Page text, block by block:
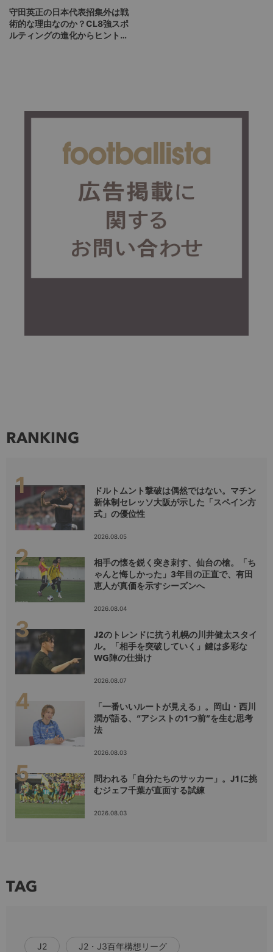
守田英正の日本代表招集外は戦
術的な理由なのか？CL8強スポ
ルティングの進化からヒントを
RANKING
ドルトムント撃破は偶然ではない。マチン
新体制セレッソ大阪が示した「スペイン方
式」の優位性
2026.08.05
相手の懐を鋭く突き刺す、仙台の槍。「ち
ゃんと悔しかった」3年目の正直で、有田
恵人が真価を示すシーズンへ
2026.08.04
J2のトレンドに抗う札幌の川井健太スタイ
ル。「相手を突破していく」鍵は多彩な
WG陣の仕掛け
2026.08.07
「一番いいルートが見える」。岡山・西川
潤が語る、“アシストの1つ前”を生む思考
法
2026.08.03
問われる「自分たちのサッカー」。J1に挑
むジェフ千葉が直面する試練
2026.08.03
TAG
J2 J2・J3百年構想リーグ